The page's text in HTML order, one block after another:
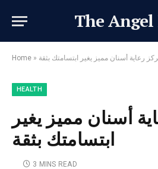
The
Home » رعاية أسنان مميز يغير ابتسامتك بثقة
HEALTH
أسنان مميز يغير
ابتسامتك بثقة
3 MINS READ